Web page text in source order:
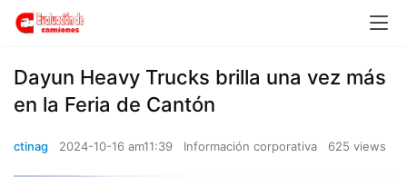
Dayun Heavy Trucks brilla una vez más
en la Feria de Cantón
ctinag 2024-10-16 am11:39 Información corporativa 625 views